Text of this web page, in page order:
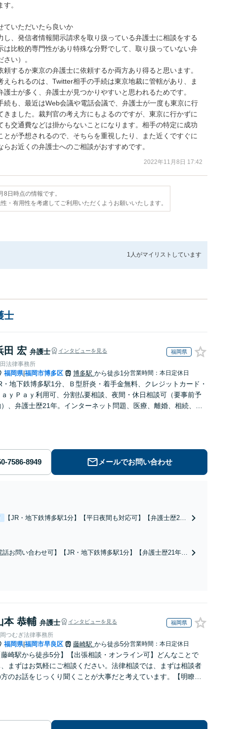
。
ていただいたら良いか
、発信者情報開示請求を取り扱っている弁護士に相談をする
は比較的専門性があり特殊な分野でして、取り扱っていない弁
い）。
するか東京の弁護士に依頼するか両方あり得ると思います。
られるのは、Twitter相手の手続は東京地裁に管轄があり、ま
士が多く、弁護士が見つかりやすいと思われるためです。
続も、最近はWeb会議や電話会議で、弁護士が一度も東京に行
ました。裁判官の考え方にもよるのですが、東京に行かずに
も交通費などは掛からないことになります。相手の特定に成功
とが予想されるので、そちらを重視したり、また近くですぐに
お近くの弁護士へのご相談がおすすめです。
2022年11月8日 17:42
8日時点の情報です。
・有用性を考慮してご利用いただくようお願いいたします。
1人がマイリストしています
士
田 宏 弁護士 インタビューを見る 福岡県
法律事務所
福岡県|福岡市博多区 博多駅 から徒歩1分営業時間：本日定休日
・地下鉄博多駅1分、Ｂ型肝炎・着手金無料、クレジットカード・
ａｙＰａｙ利用可、分割払要相談、夜間・休日相談可（要事前予
、弁護士歴21年。インターネット問題、医療、離婚、相続、後
メールでお問い合わせ
【JR・地下鉄博多駅1分】【平日夜間も対応可】【弁護士歴21
話お問い合わせ可】【JR・地下鉄博多駅1分】【弁護士歴21年以
本 恭輔 弁護士 インタビューを見る 福岡県
つむぎ法律事務所
福岡県|福岡市早良区 藤崎駅 から徒歩5分営業時間：本日定休日
藤崎駅から徒歩5分】【出張相談・オンライン可】どんなことで
、まずはお気軽にご相談ください。法律相談では、まずは相談者
のお話をじっくり聞くことが大事だと考えています。【明瞭で